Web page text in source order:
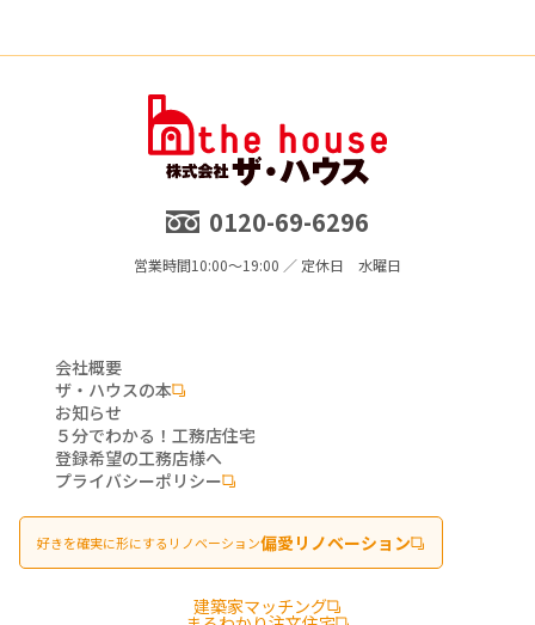
0120-69-6296
営業時間10:00～19:00 ／ 定休日 水曜日
会社概要
ザ・ハウスの本
お知らせ
５分でわかる！工務店住宅
登録希望の工務店様へ
プライバシーポリシー
好きを確実に形にするリノベーション偏愛リノベーション
建築家マッチング